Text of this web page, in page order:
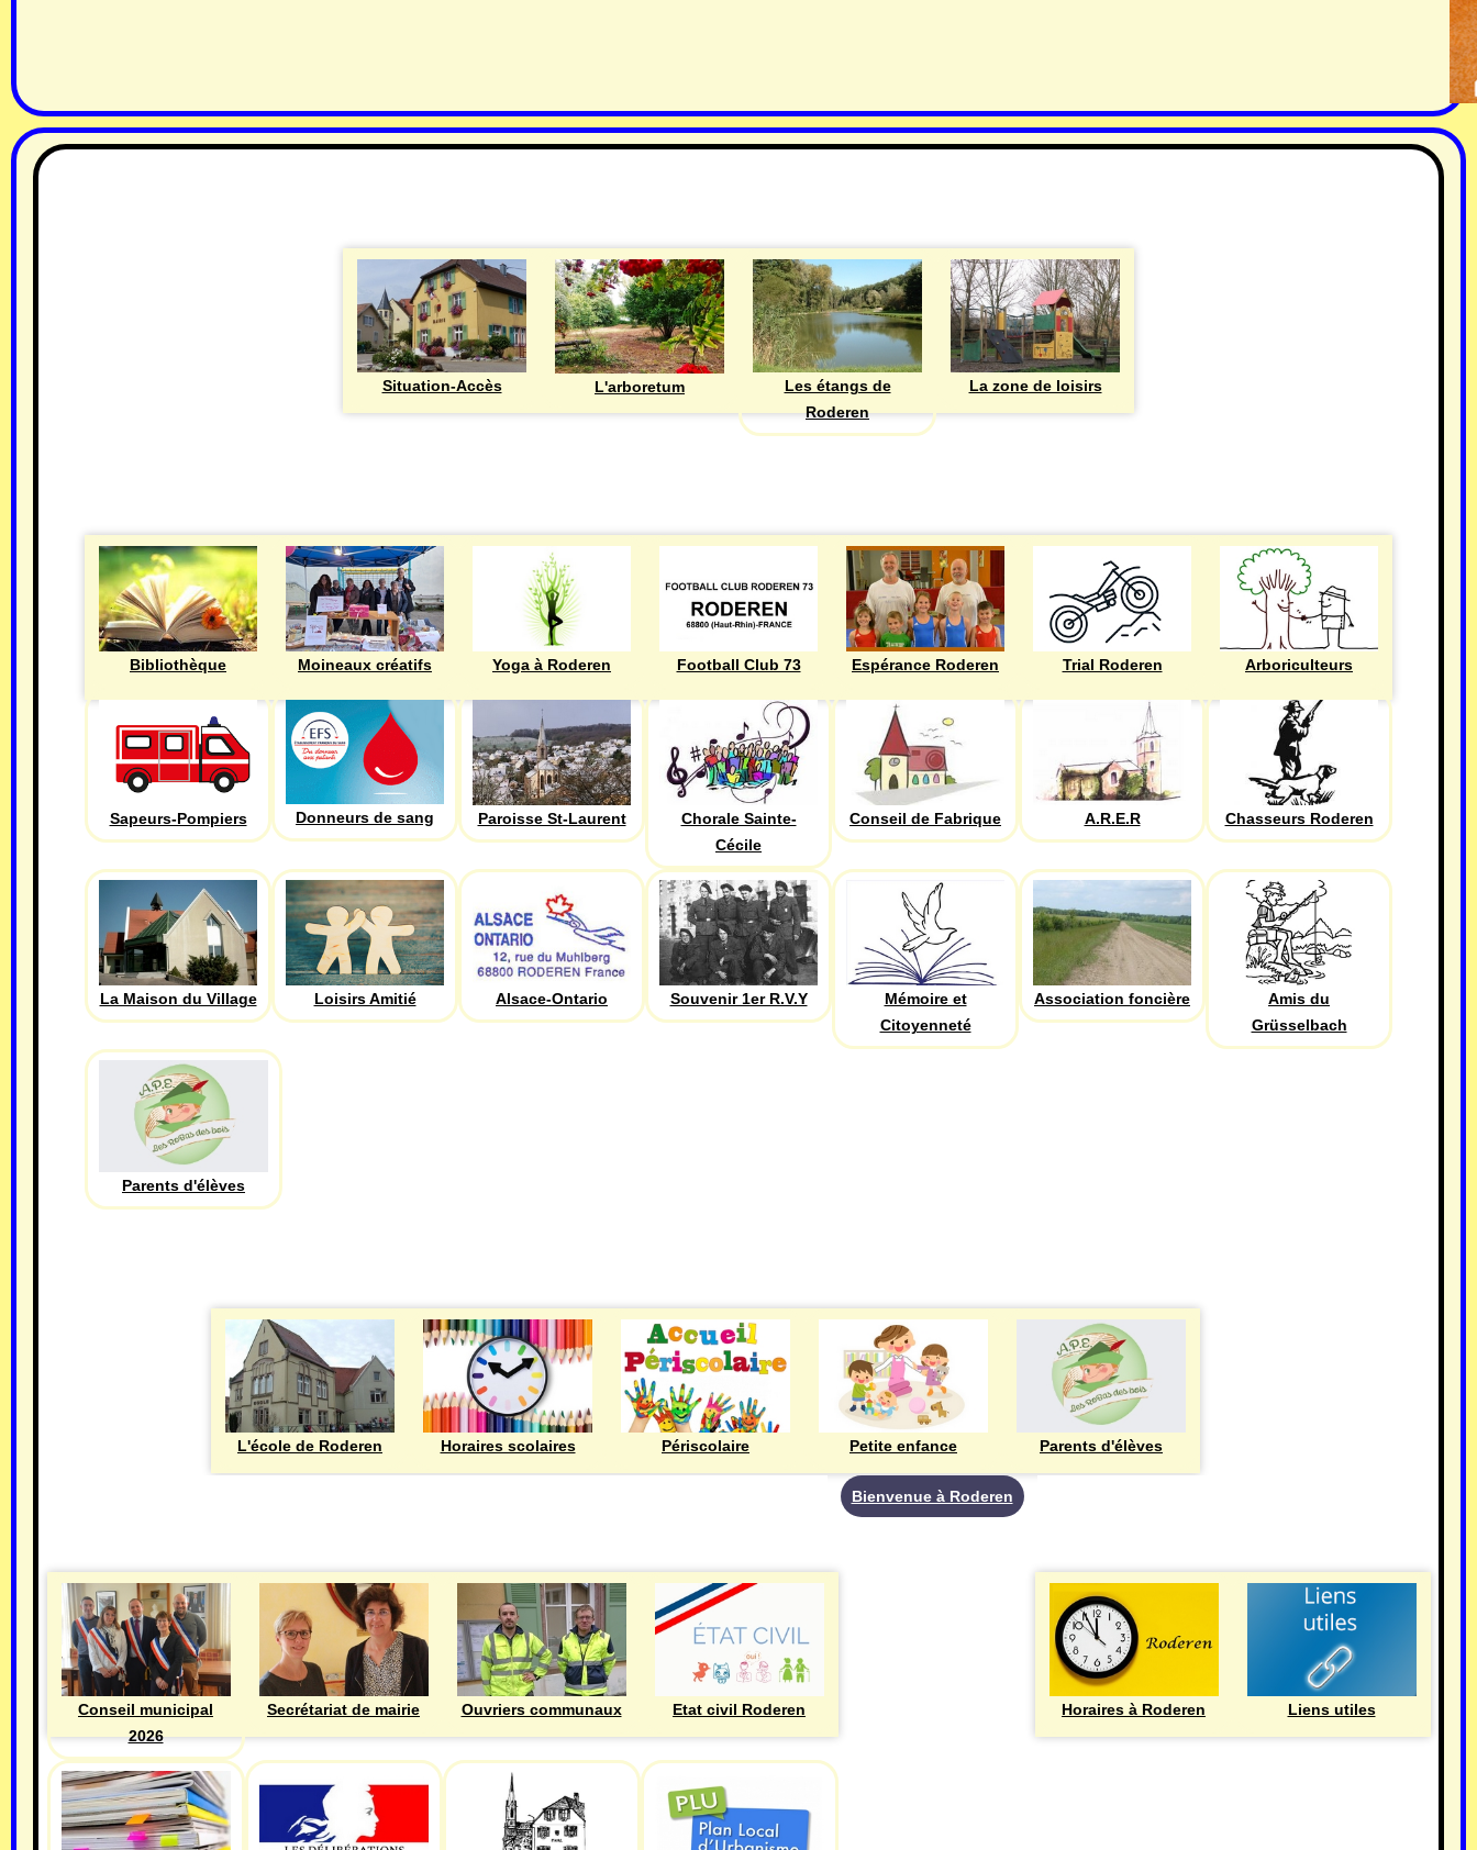
Situation-Accès L'arboretum
Les étangs de
Roderen
La zone de loisirs
Bibliothèque Moineaux créatifs Yoga à Roderen Football Club 73 Espérance Roderen Trial Roderen Arboriculteurs
Sapeurs-Pompiers Donneurs de sang Paroisse St-Laurent
Chorale Sainte-
Cécile
Conseil de Fabrique A.R.E.R Chasseurs Roderen
La Maison du Village Loisirs Amitié Alsace-Ontario Souvenir 1er R.V.Y
Mémoire et
Citoyenneté
Association foncière
Amis du
Grüsselbach
Parents d'élèves
L'école de Roderen Horaires scolaires Périscolaire Petite enfance Parents d'élèves
Conseil municipal
2026
Secrétariat de mairie Ouvriers communaux Etat civil Roderen
Bienvenue à Roderen
Horaires à Roderen Liens utiles